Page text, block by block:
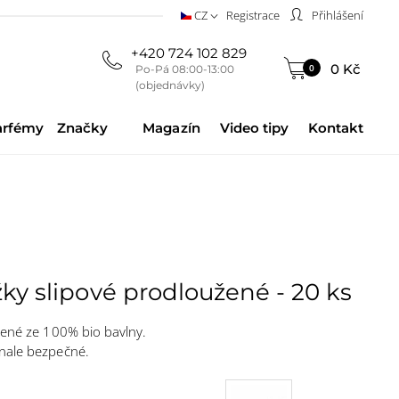
CZ Registrace Přihlášení
+420 724 102 829
Po-Pá 08:00-13:00
(objednávky)
0 0 Kč
Značky Magazín Video tipy Kontakt
slipové prodloužené - 20 ks
ze 100% bio bavlny.
bezpečné.